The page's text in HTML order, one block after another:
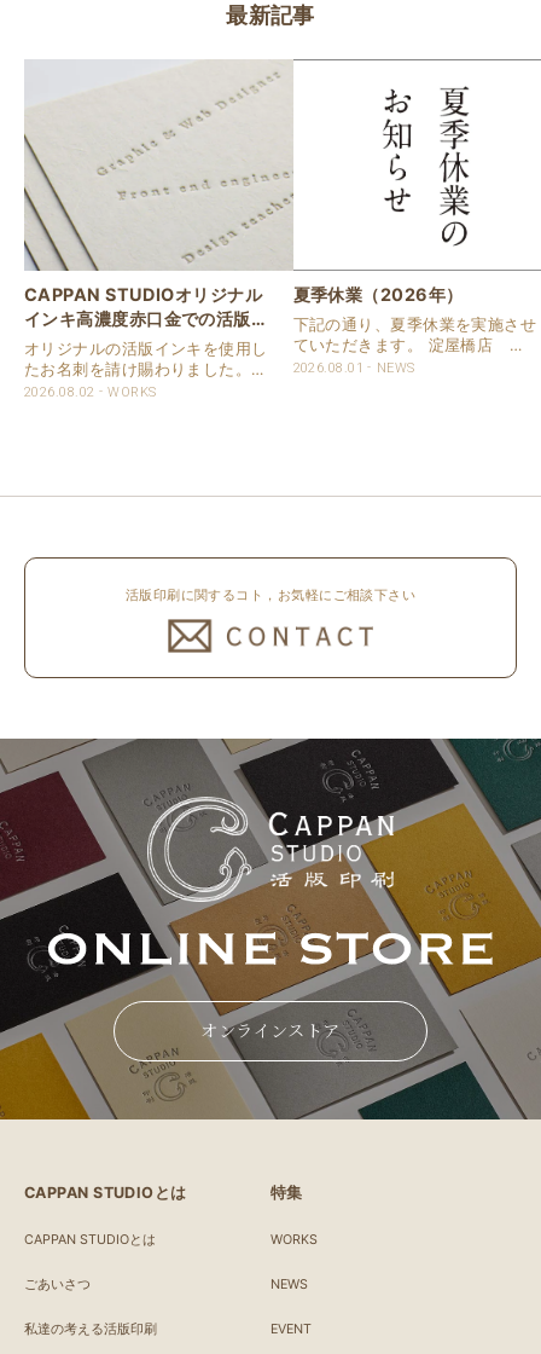
最新記事
CAPPAN STUDIOオリジナル
インキ高濃度赤口金での活版名
刺
オリジナルの活版インキを使用し
たお名刺を請け賜わりました。
用紙は新バフン紙Nのきぬを使用
2026.08.02 WORKS
夏季休業（2026年）
下記の通り、夏季休業を実施させ
ていただきます。 淀屋橋店 通
常営業いたします。 奈良店 8月
2026.08.01 NEWS
活版印刷に関するコト，お気軽にご相談下さい
オンラインストア
CAPPAN STUDIOとは
CAPPAN STUDIOとは
ごあいさつ
私達の考える活版印刷
特集
WORKS
NEWS
EVENT